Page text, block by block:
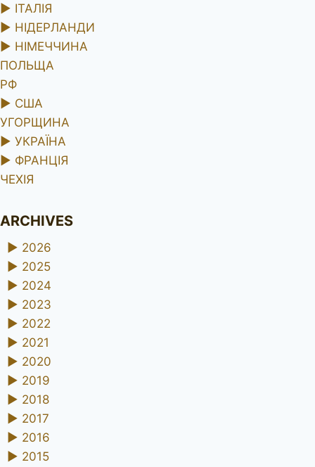
► ІТАЛІЯ
► НІДЕРЛАНДИ
► НІМЕЧЧИНА
ПОЛЬЩА
РФ
► США
УГОРЩИНА
► УКРАЇНА
► ФРАНЦІЯ
ЧЕХІЯ
ARCHIVES
► 2026
► 2025
► 2024
► 2023
► 2022
► 2021
► 2020
► 2019
► 2018
► 2017
► 2016
► 2015